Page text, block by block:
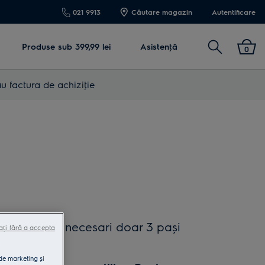
021 9913 Căutare magazin Autentificare
Produse sub 399,99 lei Asistenţă Cautare 0
factura de achiziţie
loc. Sunt necesari doar 3 pași
marketing și
fără a accepta